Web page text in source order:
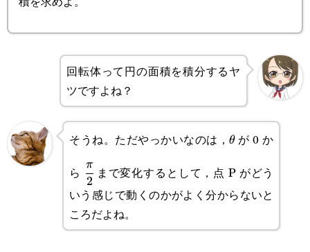
回転体って円の面積を積分するヤ
ツですよね？
そうね。ただやっかいなのは，\theta
θが 0 か
ら \cfrac{\pi}
{2}
2
πまで変化するとして，点 P がどう
いう感じで動くのかがよく分からないと
ころだよね。